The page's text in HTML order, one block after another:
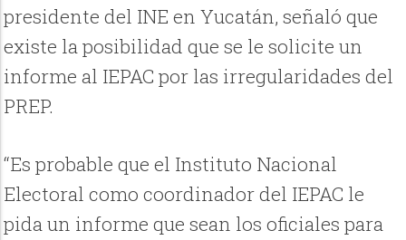
presidente del INE en Yucatán, señaló que
existe la posibilidad que se le solicite un
informe al IEPAC por las irregularidades del
PREP.
“Es probable que el Instituto Nacional
Electoral como coordinador del IEPAC le
pida un informe que sean los oficiales para